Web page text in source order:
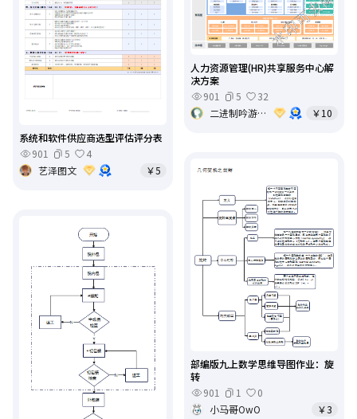
系统和软件供应商选型评估评分表
901
5
4
艺泽图文
￥5
人力资源管理(HR)共享服务中心解
决方案
901
5
32
二进制吟游诗人
￥10
部编版九上数学思维导图作业：旋
转
901
1
0
小马哥OwO
￥3